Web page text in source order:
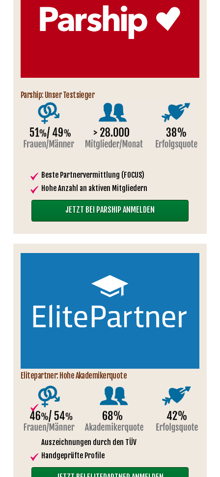
Parship: Unser Testsieger
Beste Partnervermittlung (FOCUS)
Hohe Anzahl an aktiven Mitgliedern
JETZT BEI PARSHIP ANMELDEN
Elitepartner: Hohe Akademikerquote
Auszeichnungen durch den TÜV
Handgeprüfte Profile